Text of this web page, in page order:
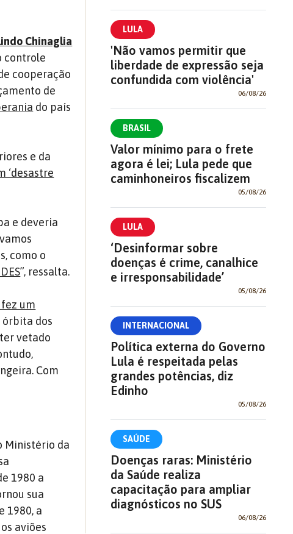
Chinaglia
controle
cooperação
de
do país
e da
‘desastre
e deveria
como o
”, ressalta.
um
órbita dos
vetado
Com
Ministério da
1980 a
sua
1980, a
aviões
LULA
'Não vamos permitir que
liberdade de expressão seja
confundida com violência'
06/08/26
BRASIL
Valor mínimo para o frete
agora é lei; Lula pede que
caminhoneiros fiscalizem
05/08/26
LULA
‘Desinformar sobre
doenças é crime, canalhice
e irresponsabilidade’
05/08/26
INTERNACIONAL
Política externa do Governo
Lula é respeitada pelas
grandes potências, diz
Edinho
05/08/26
SAÚDE
Doenças raras: Ministério
da Saúde realiza
capacitação para ampliar
diagnósticos no SUS
06/08/26